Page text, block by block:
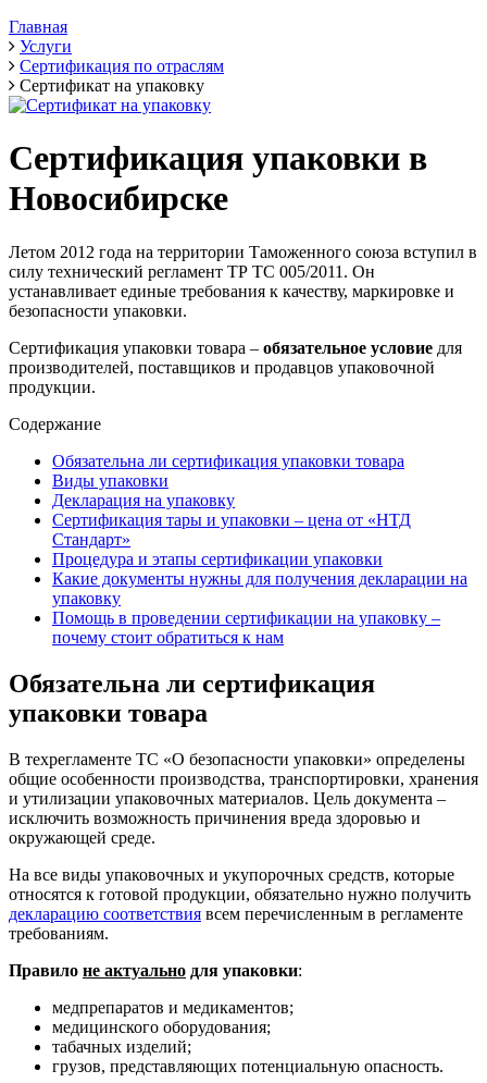
Главная
Услуги
Сертификация по отраслям
Сертификат на упаковку
Сертификация упаковки в
Новосибирске
Летом 2012 года на территории Таможенного союза вступил в
силу технический регламент ТР ТС 005/2011. Он
устанавливает единые требования к качеству, маркировке и
безопасности упаковки.
Сертификация упаковки товара – обязательное условие для
производителей, поставщиков и продавцов упаковочной
продукции.
Содержание
Обязательна ли сертификация упаковки товара
Виды упаковки
Декларация на упаковку
Сертификация тары и упаковки – цена от «НТД
Стандарт»
Процедура и этапы сертификации упаковки
Какие документы нужны для получения декларации на
упаковку
Помощь в проведении сертификации на упаковку –
почему стоит обратиться к нам
Обязательна ли сертификация
упаковки товара
В техрегламенте ТС «О безопасности упаковки» определены
общие особенности производства, транспортировки, хранения
и утилизации упаковочных материалов. Цель документа –
исключить возможность причинения вреда здоровью и
окружающей среде.
На все виды упаковочных и укупорочных средств, которые
относятся к готовой продукции, обязательно нужно получить
декларацию соответствия всем перечисленным в регламенте
требованиям.
Правило не актуально для упаковки:
медпрепаратов и медикаментов;
медицинского оборудования;
табачных изделий;
грузов, представляющих потенциальную опасность.